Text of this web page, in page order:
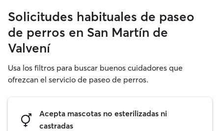
Solicitudes habituales de paseo
de perros en San Martín de
Valvení
Usa los filtros para buscar buenos cuidadores que
ofrezcan el servicio de paseo de perros.
Acepta mascotas no esterilizadas ni
castradas